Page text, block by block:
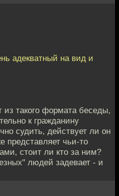
адекватный на вид и
такого формата беседы,
к гражданину
судить, действует ли он
представляет чьи-то
стоит ли кто за ним?
людей задевает - и